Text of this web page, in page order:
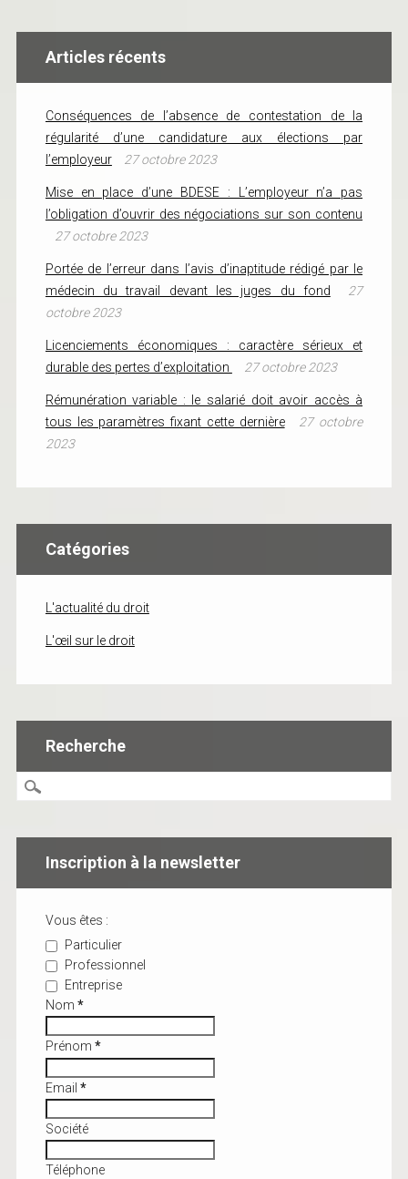
Articles récents
Conséquences de l’absence de contestation de la
régularité d’une candidature aux élections par
l’employeur
27 octobre 2023
Mise en place d’une BDESE : L’employeur n’a pas
l’obligation d’ouvrir des négociations sur son contenu
27 octobre 2023
Portée de l’erreur dans l’avis d’inaptitude rédigé par le
médecin du travail devant les juges du fond
27
octobre 2023
Licenciements économiques : caractère sérieux et
durable des pertes d’exploitation
27 octobre 2023
Rémunération variable : le salarié doit avoir accès à
tous les paramètres fixant cette dernière
27 octobre
2023
Catégories
L'actualité du droit
L'œil sur le droit
Recherche
Inscription à la newsletter
Vous êtes :
Particulier
Professionnel
Entreprise
Nom *
Prénom *
Email *
Société
Téléphone